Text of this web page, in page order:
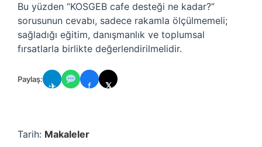
Bu yüzden “KOSGEB cafe desteği ne kadar?”
sorusunun cevabı, sadece rakamla ölçülmemeli;
sağladığı eğitim, danışmanlık ve toplumsal
fırsatlarla birlikte değerlendirilmelidir.
Paylaş:
✈ f 𝕏
Tarih: Makaleler